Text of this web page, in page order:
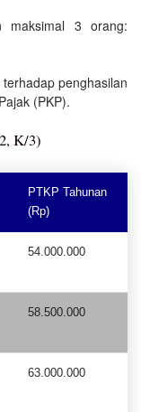
maksimal 3 orang:
penghasilan
(PKP).
K/3)
PTKP Tahunan
(Rp)
54.000.000
58.500.000
63.000.000